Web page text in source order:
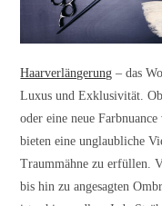
Haarverlängerung – das
Luxus und Exklusivität.
oder eine neue
bieten eine unglaubliche
Traummähne zu erfüllen.
bis hin zu angesagten